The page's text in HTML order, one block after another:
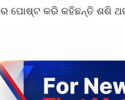
ପୋଷ୍ଟ କରି କହିଛନ୍ତି ଶଶି